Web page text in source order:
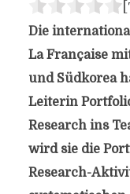
Die
La Française
und Südkorea
Leiterin
Research ins
wird sie die
Research-